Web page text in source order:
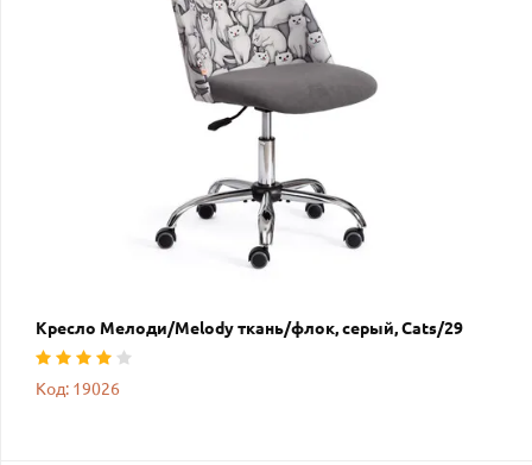
Кресло Мелоди/Melody ткань/флок, серый, Cats/29
Код: 19026